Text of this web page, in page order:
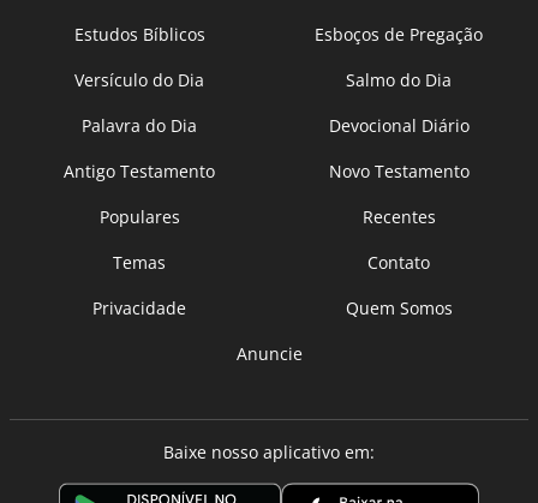
Estudos Bíblicos
Esboços de Pregação
Versículo do Dia
Salmo do Dia
Palavra do Dia
Devocional Diário
Antigo Testamento
Novo Testamento
Populares
Recentes
Temas
Contato
Privacidade
Quem Somos
Anuncie
Baixe nosso aplicativo em: